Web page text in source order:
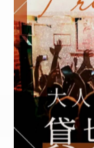
す。
結果として、
3）イベント
ミリーにも
BBQはそれだ
乾杯の一言
チーム対